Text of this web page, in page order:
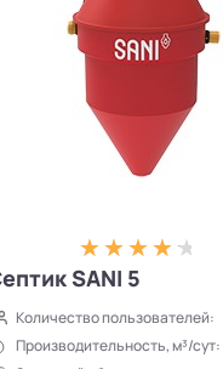
SANI 5
Количество пользователей:
Производительность, м³/сут: